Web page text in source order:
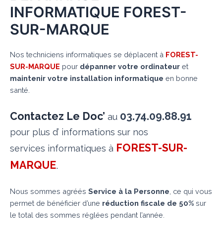
INFORMATIQUE FOREST-
SUR-MARQUE
Nos techniciens informatiques se déplacent à FOREST-
SUR-MARQUE pour dépanner votre ordinateur et
maintenir votre installation informatique en bonne
santé.
Contactez Le Doc’ au 03.74.09.88.91
pour plus d’ informations sur nos
services informatiques à FOREST-SUR-
MARQUE.
Nous sommes agréés Service à la Personne , ce qui vous
permet de bénéficier d’une réduction fiscale de 50% sur
le total des sommes réglées pendant l’année.